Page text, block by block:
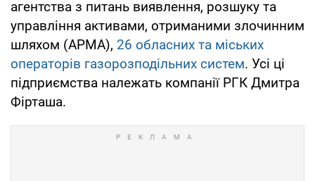
агентства з питань виявлення, розшуку та
управління активами, отриманими злочинним
шляхом (АРМА), 26 обласних та міських
операторів газорозподільних систем. Усі ці
підприємства належать компанії РГК Дмитра
Фірташа.